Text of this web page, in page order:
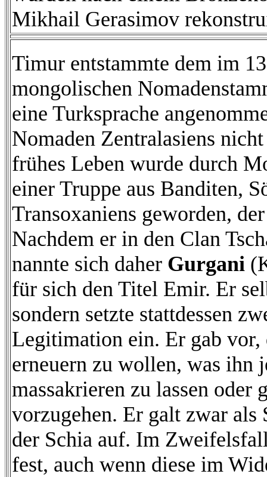
Mikhail Gerasimov
Timur entstammte dem im
mongolischen
eine Turksprache
Nomaden Zentralasiens
frühes Leben wurde durch
einer Truppe aus Banditen,
Transoxaniens geworden,
Nachdem er in den Clan
nannte sich daher Gurgani
für sich den Titel Emir. Er
sondern setzte stattdessen
Legitimation ein. Er gab vor,
erneuern zu wollen, was ihn
massakrieren zu lassen oder
vorzugehen. Er galt zwar
der Schia auf. Im
fest, auch wenn diese im